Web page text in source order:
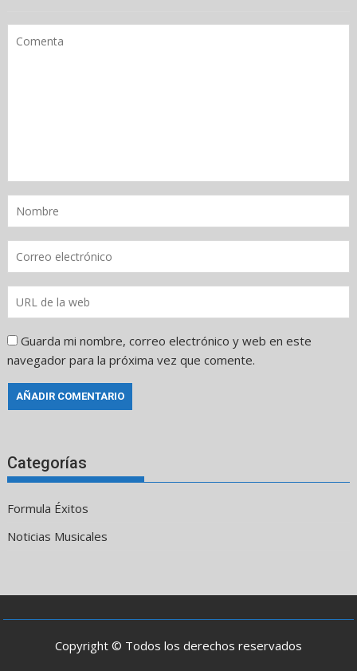
Guarda mi nombre, correo electrónico y web en este
navegador para la próxima vez que comente.
Categorías
Formula Éxitos
Noticias Musicales
Copyright © Todos los derechos reservados